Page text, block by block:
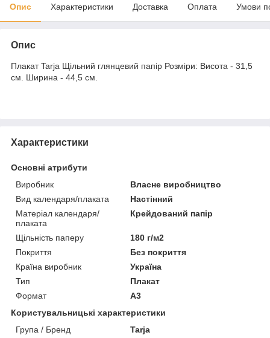
Опис Характеристики Доставка Оплата Умови
Опис
Плакат Tarja Щільний глянцевий папір Розміри: Висота - 31,5
см. Ширина - 44,5 см.
Характеристики
Основні атрибути
Виробник
Власне виробництво
Вид календаря/плаката
Настінний
Матеріал календаря/
плаката
Крейдований папір
Щільність паперу
180 г/м2
Покриття
Без покриття
Країна виробник
Україна
Тип
Плакат
Формат
A3
Користувальницькі характеристики
Група / Бренд
Tarja